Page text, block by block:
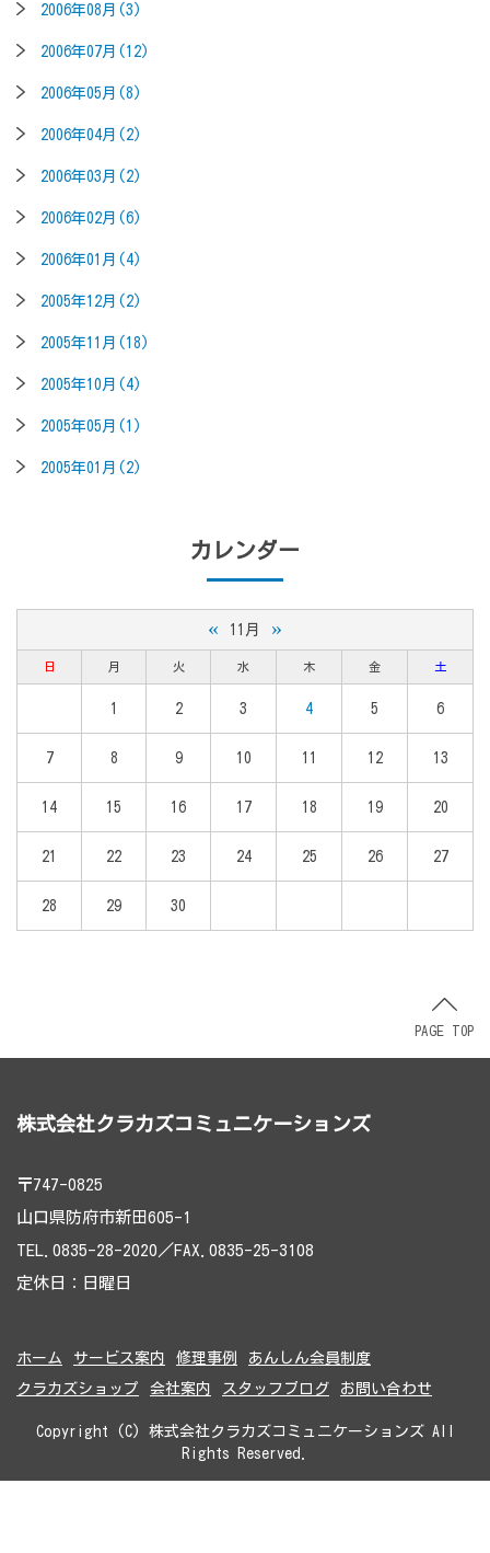
2006年08月(3)
2006年07月(12)
2006年05月(8)
2006年04月(2)
2006年03月(2)
2006年02月(6)
2006年01月(4)
2005年12月(2)
2005年11月(18)
2005年10月(4)
2005年05月(1)
2005年01月(2)
カレンダー
« 11月 »
日 月 火 水 木 金 土
1 2 3 4 5 6
7 8 9 10 11 12 13
14 15 16 17 18 19 20
21 22 23 24 25 26 27
28 29 30
PAGE TOP
株式会社クラカズコミュニケーションズ
〒747-0825
山口県防府市新田605-1
TEL.0835-28-2020／FAX.0835-25-3108
定休日：日曜日
ホーム サービス案内 修理事例
あんしん会員制度
クラカズショップ
会社案内 スタッフブログ お問い合わせ
Copyright (C) 株式会社クラカズコミュニケーションズ All
Rights Reserved.